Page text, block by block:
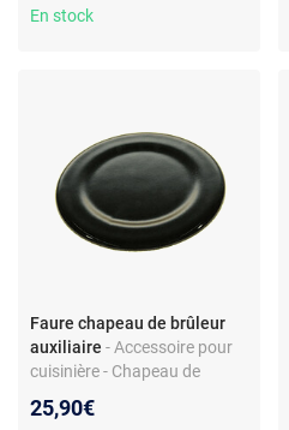
En stock
Faure chapeau de brûleur
auxiliaire - Accessoire pour
cuisinière - Chapeau de
Compatible Faure - Réf.
25,90€